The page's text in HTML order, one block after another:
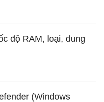
độ RAM, loại, dung
(Windows